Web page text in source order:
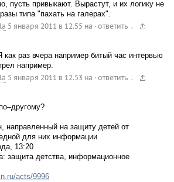
пусть привыкают. Вырастут, и их логику не
типа "пахать на галерах".
5 января 2011 в 12.55 на · ответить .
как раз вчера например битый час интервью
например.
5 января 2011 в 12.53 на · ответить .
направленный на защиту детей от
для них информации
13:20
защита детства, информационное
acts/9996